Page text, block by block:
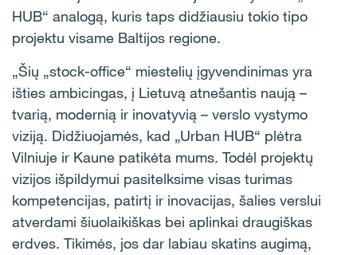
HUB“ analogą, kuris taps didžiausiu tokio tipo
projektu visame Baltijos regione.
„Šių „stock-office“ miestelių įgyvendinimas yra
išties ambicingas, į Lietuvą atnešantis naują –
tvarią, modernią ir inovatyvią – verslo vystymo
viziją. Didžiuojamės, kad „Urban HUB“ plėtra
Vilniuje ir Kaune patikėta mums. Todėl projektų
vizijos išpildymui pasitelksime visas turimas
kompetencijas, patirtį ir inovacijas, šalies verslui
atverdami šiuolaikiškas bei aplinkai draugiškas
erdves. Tikimės, jos dar labiau skatins augimą,